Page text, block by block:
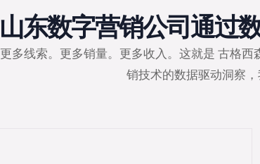
山东数字营销公司通过
更多线索。更多销量。更多收入。这就是 古格
销技术的数据驱动洞察